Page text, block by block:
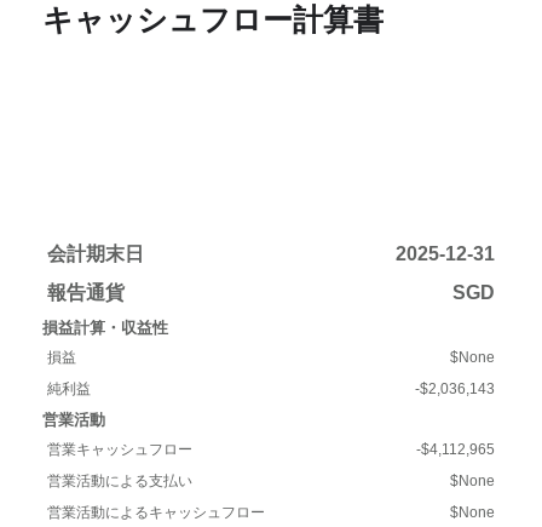
キャッシュフロー計算書
会計期末日
2025-12-31
報告通貨
SGD
損益計算・収益性
損益
$None
純利益
-$2,036,143
営業活動
営業キャッシュフロー
-$4,112,965
営業活動による支払い
$None
営業活動によるキャッシュフロー
$None